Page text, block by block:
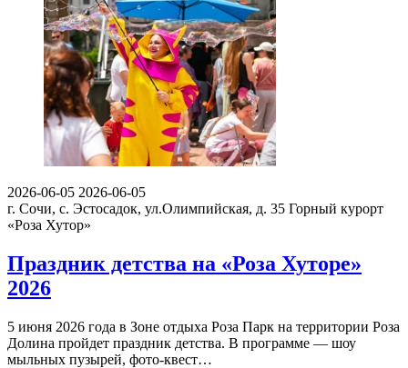
2026-06-05 2026-06-05
г. Сочи, с. Эстосадок, ул.Олимпийская, д. 35 Горный курорт
«Роза Хутор»
Праздник детства на «Роза Хуторе»
2026
5 июня 2026 года в Зоне отдыха Роза Парк на территории Роза
Долина пройдет праздник детства. В программе — шоу
мыльных пузырей, фото-квест…